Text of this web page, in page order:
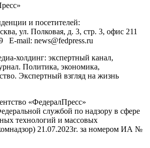
»
и посетителей:
, ул. Полковая, д. 3, стр. 3, офис 211
E-mail: news@fedpress.ru
холдинг: экспертный канал,
Политика, экономика,
Экспертный взгляд на жизнь
«ФедералПресс»
службой по надзору в сфере
технологий и массовых
21.07.2023г. за номером ИА №